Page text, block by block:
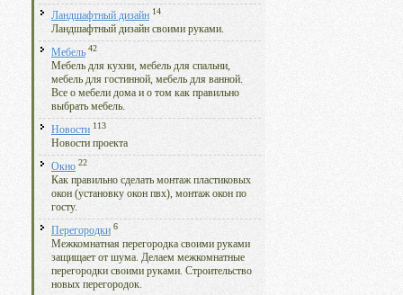
Ландшафтный дизайн 14
Ландшафтный дизайн своими руками.
Мебель 42
Мебель для кухни, мебель для спальни,
мебель для гостинной, мебель для ванной.
Все о мебели дома и о том как правильно
выбрать мебель.
Новости 113
Новости проекта
Окно 22
Как правильно сделать монтаж пластиковых
окон (установку окон пвх), монтаж окон по
госту.
Перегородки 6
Межкомнатная перегородка своими руками
защищает от шума. Делаем межкомнатные
перегородки своими руками. Строительство
новых перегородок.